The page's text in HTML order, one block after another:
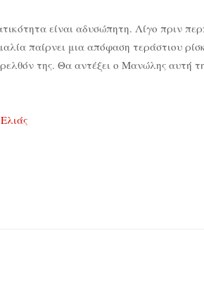
είναι αδυσώπητη. Λίγο πριν
παίρνει μια απόφαση τεράστιου
της. Θα αντέξει ο Μανώλης αυτή